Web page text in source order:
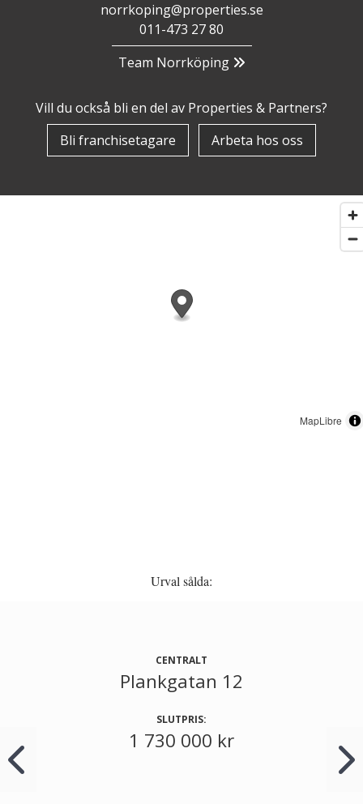
norrkoping@properties.se
011-473 27 80
Team Norrköping
Vill du också bli en del av Properties & Partners?
Bli franchisetagare
Arbeta hos oss
MapLibre
Urval sålda:
CENTRALT
Plankgatan 12
SLUTPRIS:
1 730 000 kr